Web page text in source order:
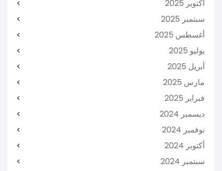
أكتوبر 2025
سبتمبر 2025
أغسطس 2025
يوليو 2025
أبريل 2025
مارس 2025
فبراير 2025
ديسمبر 2024
نوفمبر 2024
أكتوبر 2024
سبتمبر 2024